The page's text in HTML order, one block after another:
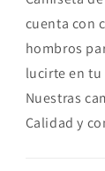
cuenta con
hombros
lucirte en tu
Nuestras
Calidad y